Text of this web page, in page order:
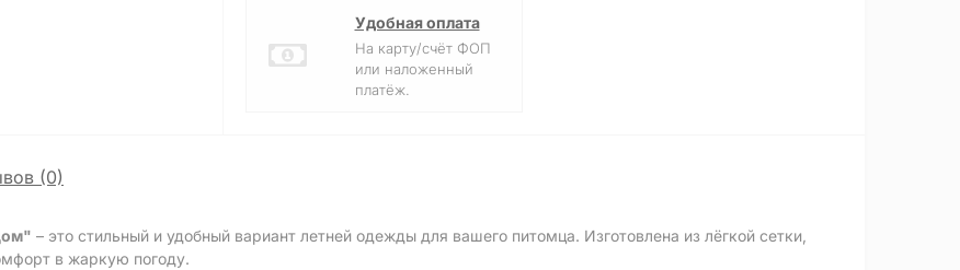
Удобная оплата
На карту/счёт ФОП
или наложенный
платёж.
(0)
– это стильный и удобный вариант летней одежды для вашего питомца. Изготовлена из лёгкой сетки,
в жаркую погоду.